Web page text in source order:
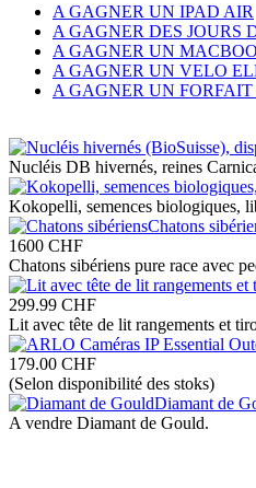
A GAGNER UN IPAD AIR
A GAGNER DES JOURS
A GAGNER UN
A GAGNER UN VELO
A GAGNER UN
Nucléis DB hivernés, reines
Kokopelli, semences biologiques,
Chatons
1600 CHF
Chatons sibériens pure race avec
299.99 CHF
Lit avec tête de lit rangements et
179.00 CHF
(Selon disponibilité des stoks)
Diamant de
A vendre Diamant de Gould.